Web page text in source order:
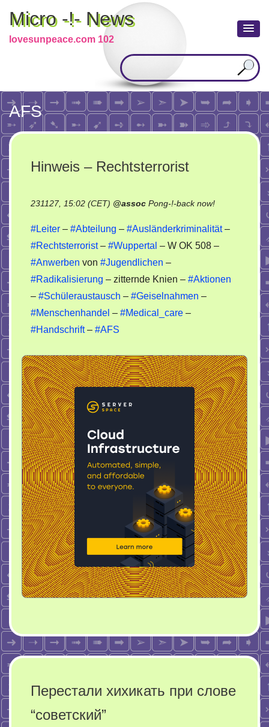
Micro -!- News
lovesunpeace.com 102
AFS
Hinweis – Rechtsterrorist
231127, 15:02 (CET) @assoc Pong-!-back now!on
–
#Leiter – #Abteilung – #Ausländerkriminalität–
#Rechtsterrorist– #Wuppertal – W OK 508 –
#Anwerben von #Jugendlichen –
#Radikalisierung – zitternde Knien – #Aktionen
– #Schüleraustausch – #Geiselnahmen –
#Menschenhandel – #Medical_care –
#Handschrift– #AFS
Перестали хихикать при слове
“советский”